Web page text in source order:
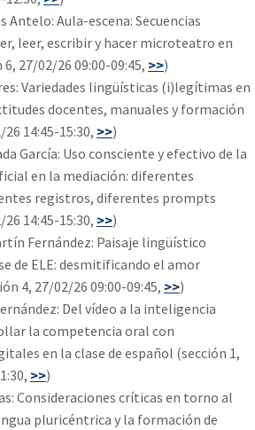
Antelo: Aula-escena: Secuencias
leer, escribir y hacer microteatro en
27/02/26 09:00-09:45, >>)
Variedades lingüísticas (i)legítimas en
docentes, manuales y formación
14:45-15:30, >>)
García: Uso consciente y efectivo de la
en la mediación: diferentes
registros, diferentes prompts
14:45-15:30, >>)
Fernández: Paisaje lingüístico
de ELE: desmitificando el amor
4, 27/02/26 09:00-09:45, >>)
Del vídeo a la inteligencia
la competencia oral con
en la clase de español (sección 1,
>>)
Consideraciones críticas en torno al
pluricéntrica y la formación de